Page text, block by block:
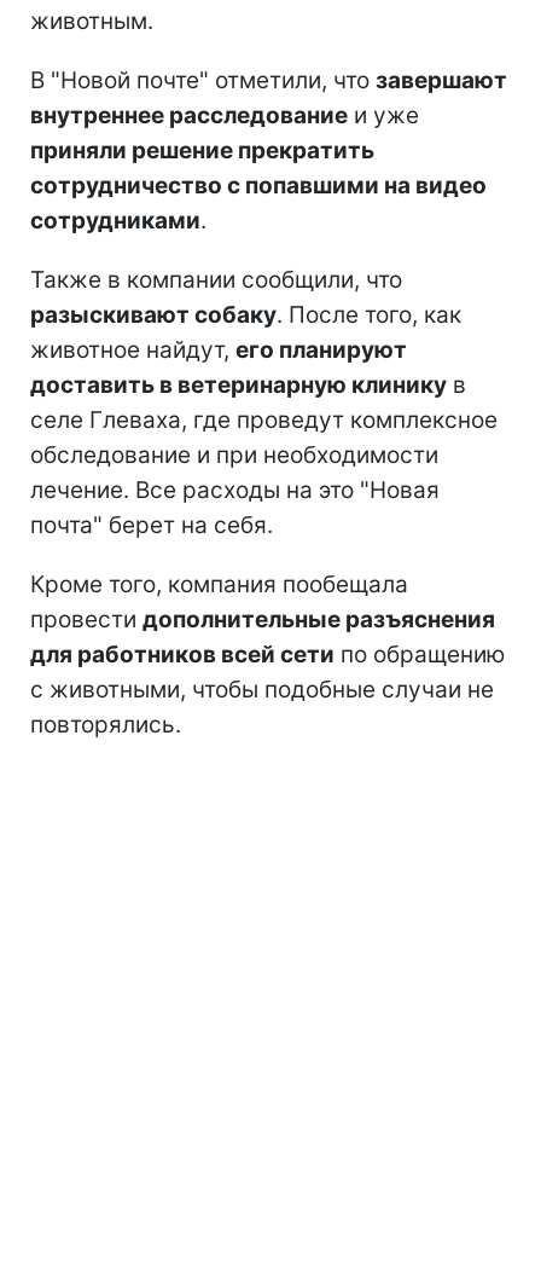
животным.
В "Новой почте" отметили, что завершают
внутреннее расследование и уже
приняли решение прекратить
сотрудничество с попавшими на видео
сотрудниками.
Также в компании сообщили, что
разыскивают собаку. После того, как
животное найдут, его планируют
доставить в ветеринарную клинику в
селе Глеваха, где проведут комплексное
обследование и при необходимости
лечение. Все расходы на это "Новая
почта" берет на себя.
Кроме того, компания пообещала
провести дополнительные разъяснения
для работников всей сети по обращению
с животными, чтобы подобные случаи не
повторялись.